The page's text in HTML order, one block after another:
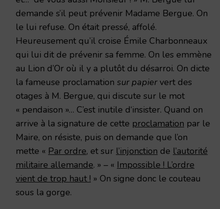
demande s’il peut prévenir Madame Bergue. On
le lui refuse. On était pressé, affolé.
Heureusement qu’il croise Émile Charbonneaux
qui lui dit de prévenir sa femme. On les emmène
au Lion d’Or où il y a plutôt du désarroi. On dicte
la fameuse proclamation sur papiervert des
otages à M. Bergue, qui discute sur le mot
« pendaison »… C’est inutile d‘insister. Quand on
arrive à la signature de cette proclamation par le
Maire, on résiste, puis on demande que l’on
mette « Par ordre, et sur l’injonction de l’autorité
militaire allemande. » – « Impossible ! L’ordre
vient de trop haut ! » On signe donc le couteau
sous la gorge.